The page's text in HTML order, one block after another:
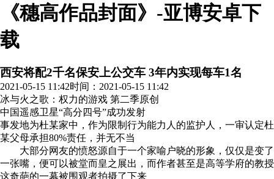
《穗高作品封面》-亚博安卓下
载
西安将配2千名保安上公交车 3年内实现每车1名
2021-05-15 11:42时间：2021-05-15 11:42
冰与火之歌：权力的游戏 第二季原创
中国遥感卫星“高分四号”成功发射
事发地为杜某家中，作为限制行为能力人的监护人，一审认定杜
某父母承担80%责任，并无不当
大部分网友的愤怒源自于一个家喻户晓的形象，仅仅是变了
一张嘴，便可以被堂而皇之展出，而作者甚至是高等学府的教授
这奇葩的一幕被围观者拍摄了下来